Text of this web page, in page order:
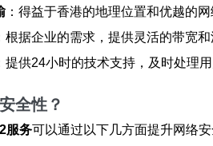
：得益于香港的地理位置和优越的
根据企业的需求，提供灵活的带宽
提供24小时的技术支持，及时处理
全性？
服务可以通过以下几方面提升网络安